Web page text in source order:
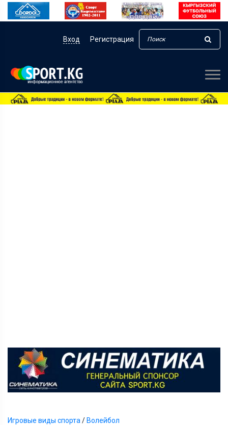
Вход Регистрация
Игровые виды спорта / Волейбол